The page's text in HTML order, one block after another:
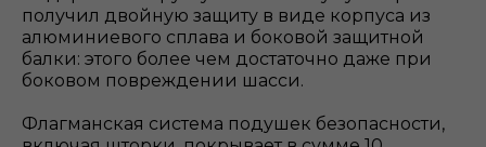
получил двойную защиту в виде корпуса из
алюминиевого сплава и боковой защитной
балки: этого более чем достаточно даже при
боковом повреждении шасси.
Флагманская система подушек безопасности,